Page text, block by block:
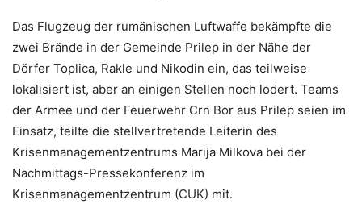
Das Flugzeug der rumänischen Luftwaffe bekämpfte die
zwei Brände in der Gemeinde Prilep in der Nähe der
Dörfer Toplica, Rakle und Nikodin ein, das teilweise
lokalisiert ist, aber an einigen Stellen noch lodert. Teams
der Armee und der Feuerwehr Crn Bor aus Prilep seien im
Einsatz, teilte die stellvertretende Leiterin des
Krisenmanagementzentrums Marija Milkova bei der
Nachmittags-Pressekonferenz im
Krisenmanagementzentrum (CUK) mit.